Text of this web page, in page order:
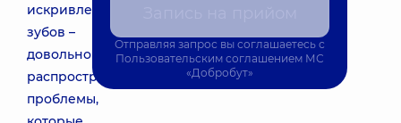
искривленность
зубов –
довольно
распространенные
проблемы,
Отправляя запрос вы соглашаетесь с
Пользовательским соглашением МС
«Добробут»